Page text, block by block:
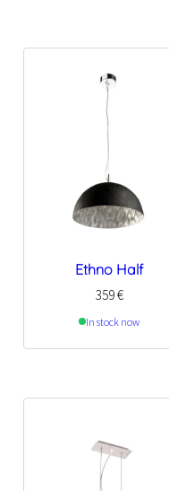
Ethno Half
359€
In stock now